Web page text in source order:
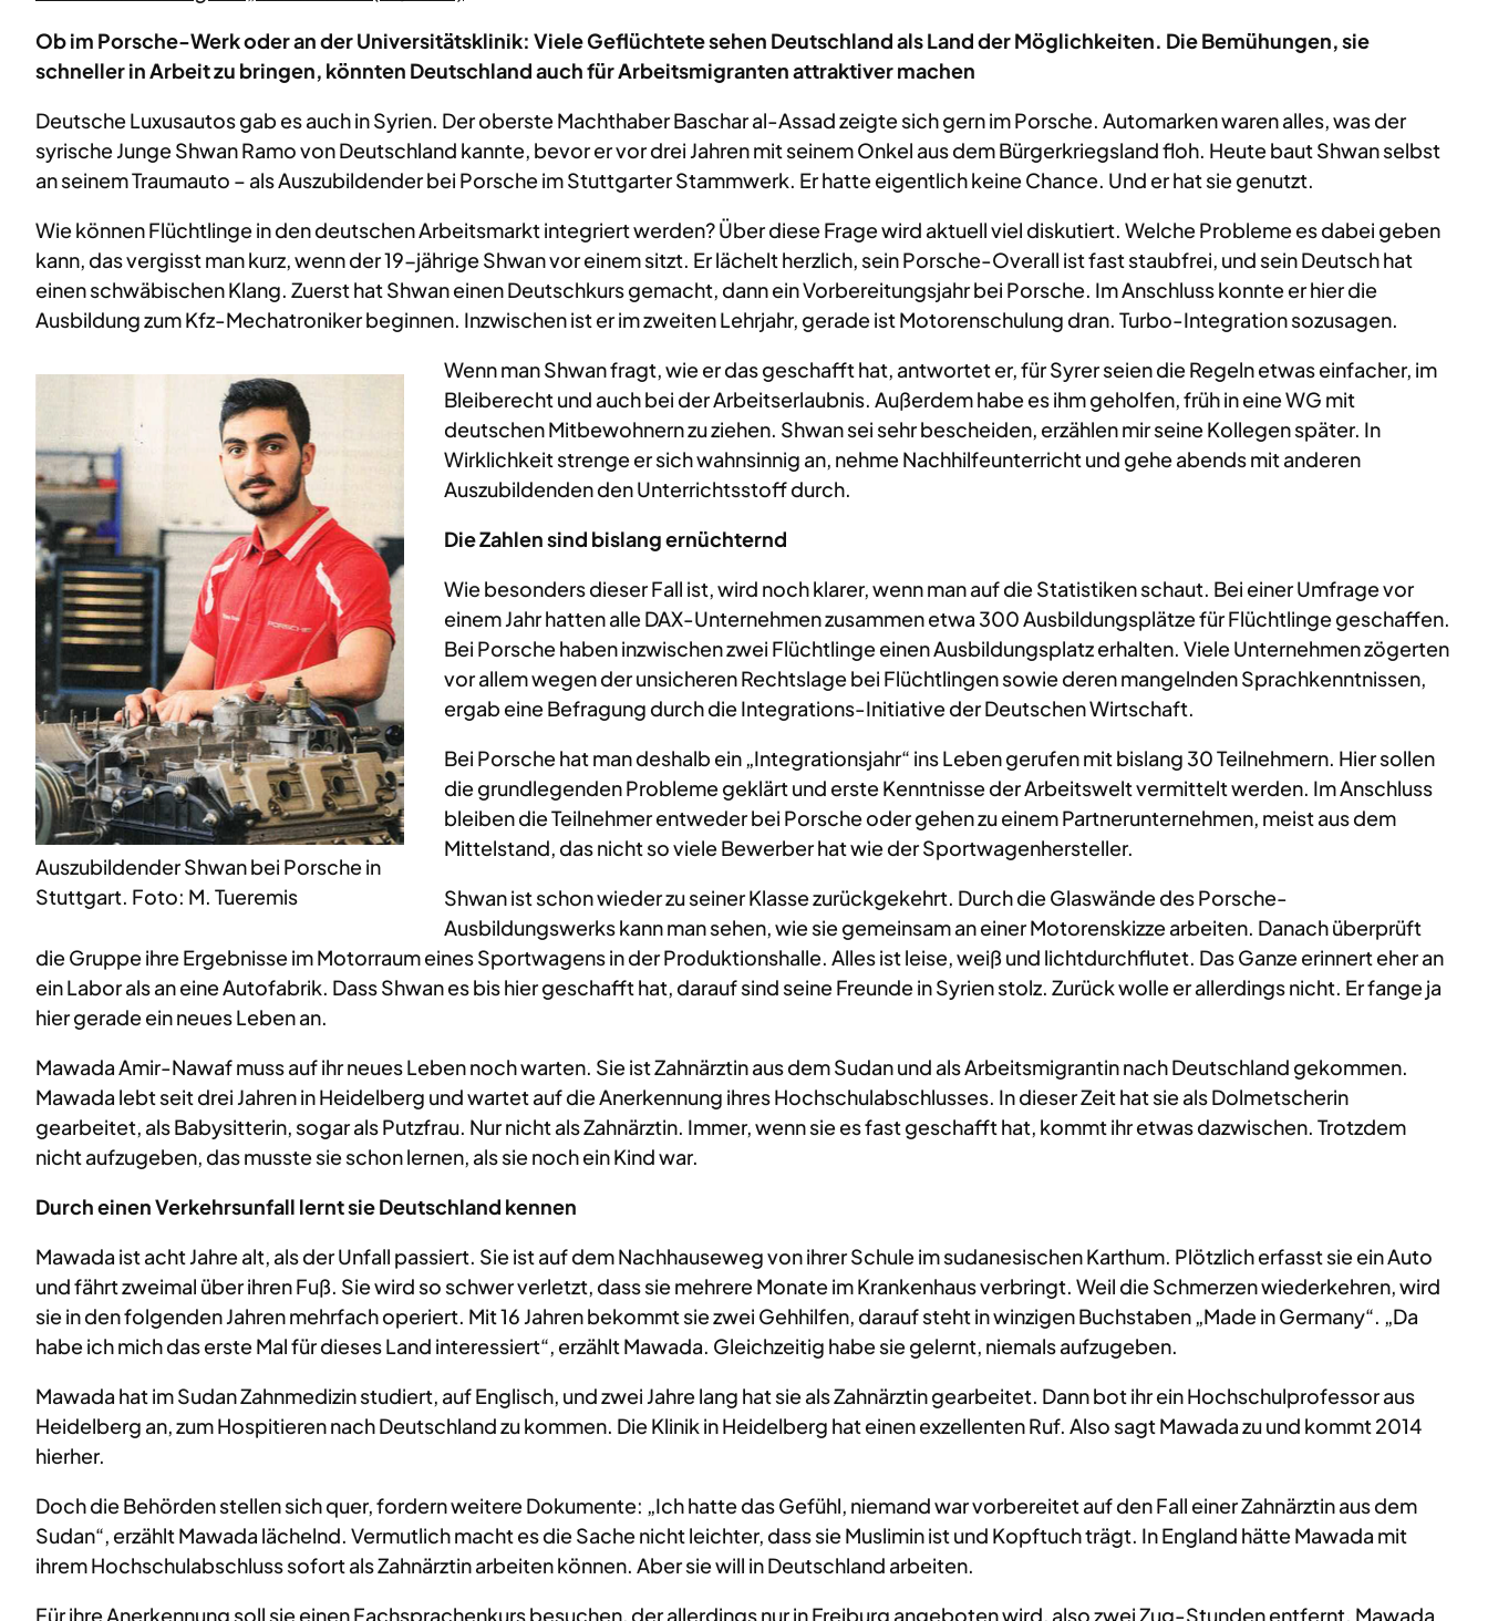
Ob im Porsche-Werk oder an der Universitätsklinik: Viele Geflüchtete sehen Deutschland als Land der Möglichkeiten. Die Bemühungen, sie
schneller in Arbeit zu bringen, könnten Deutschland auch für Arbeitsmigranten attraktiver machen
Deutsche Luxusautos gab es auch in Syrien. Der oberste Machthaber Baschar al-Assad zeigte sich gern im Porsche. Automarken waren alles, was der
syrische Junge Shwan Ramo von Deutschland kannte, bevor er vor drei Jahren mit seinem Onkel aus dem Bürgerkriegsland floh. Heute baut Shwan selbst
an seinem Traumauto – als Auszubildender bei Porsche im Stuttgarter Stammwerk. Er hatte eigentlich keine Chance. Und er hat sie genutzt.
Wie können Flüchtlinge in den deutschen Arbeitsmarkt integriert werden? Über diese Frage wird aktuell viel diskutiert. Welche Probleme es dabei geben
kann, das vergisst man kurz, wenn der 19-jährige Shwan vor einem sitzt. Er lächelt herzlich, sein Porsche-Overall ist fast staubfrei, und sein Deutsch hat
einen schwäbischen Klang. Zuerst hat Shwan einen Deutschkurs gemacht, dann ein Vorbereitungsjahr bei Porsche. Im Anschluss konnte er hier die
Ausbildung zum Kfz-Mechatroniker beginnen. Inzwischen ist er im zweiten Lehrjahr, gerade ist Motorenschulung dran. Turbo-Integration sozusagen.
Auszubildender Shwan bei Porsche in
Stuttgart. Foto: M. Tueremis
Wenn man Shwan fragt, wie er das geschafft hat, antwortet er, für Syrer seien die Regeln etwas einfacher, im
Bleiberecht und auch bei der Arbeitserlaubnis. Außerdem habe es ihm geholfen, früh in eine WG mit
deutschen Mitbewohnern zu ziehen. Shwan sei sehr bescheiden, erzählen mir seine Kollegen später. In
Wirklichkeit strenge er sich wahnsinnig an, nehme Nachhilfeunterricht und gehe abends mit anderen
Auszubildenden den Unterrichtsstoff durch.
Die Zahlen sind bislang ernüchternd
Wie besonders dieser Fall ist, wird noch klarer, wenn man auf die Statistiken schaut. Bei einer Umfrage vor
einem Jahr hatten alle DAX-Unternehmen zusammen etwa 300 Ausbildungsplätze für Flüchtlinge geschaffen.
Bei Porsche haben inzwischen zwei Flüchtlinge einen Ausbildungsplatz erhalten. Viele Unternehmen zögerten
vor allem wegen der unsicheren Rechtslage bei Flüchtlingen sowie deren mangelnden Sprachkenntnissen,
ergab eine Befragung durch die Integrations-Initiative der Deutschen Wirtschaft.
Bei Porsche hat man deshalb ein „Integrationsjahr“ ins Leben gerufen mit bislang 30 Teilnehmern. Hier sollen
die grundlegenden Probleme geklärt und erste Kenntnisse der Arbeitswelt vermittelt werden. Im Anschluss
bleiben die Teilnehmer entweder bei Porsche oder gehen zu einem Partnerunternehmen, meist aus dem
Mittelstand, das nicht so viele Bewerber hat wie der Sportwagenhersteller.
Shwan ist schon wieder zu seiner Klasse zurückgekehrt. Durch die Glaswände des Porsche-
Ausbildungswerks kann man sehen, wie sie gemeinsam an einer Motorenskizze arbeiten. Danach überprüft
die Gruppe ihre Ergebnisse im Motorraum eines Sportwagens in der Produktionshalle. Alles ist leise, weiß und lichtdurchflutet. Das Ganze erinnert eher an
ein Labor als an eine Autofabrik. Dass Shwan es bis hier geschafft hat, darauf sind seine Freunde in Syrien stolz. Zurück wolle er allerdings nicht. Er fange ja
hier gerade ein neues Leben an.
Mawada Amir-Nawaf muss auf ihr neues Leben noch warten. Sie ist Zahnärztin aus dem Sudan und als Arbeitsmigrantin nach Deutschland gekommen.
Mawada lebt seit drei Jahren in Heidelberg und wartet auf die Anerkennung ihres Hochschulabschlusses. In dieser Zeit hat sie als Dolmetscherin
gearbeitet, als Babysitterin, sogar als Putzfrau. Nur nicht als Zahnärztin. Immer, wenn sie es fast geschafft hat, kommt ihr etwas dazwischen. Trotzdem
nicht aufzugeben, das musste sie schon lernen, als sie noch ein Kind war.
Durch einen Verkehrsunfall lernt sie Deutschland kennen
Mawada ist acht Jahre alt, als der Unfall passiert. Sie ist auf dem Nachhauseweg von ihrer Schule im sudanesischen Karthum. Plötzlich erfasst sie ein Auto
und fährt zweimal über ihren Fuß. Sie wird so schwer verletzt, dass sie mehrere Monate im Krankenhaus verbringt. Weil die Schmerzen wiederkehren, wird
sie in den folgenden Jahren mehrfach operiert. Mit 16 Jahren bekommt sie zwei Gehhilfen, darauf steht in winzigen Buchstaben „Made in Germany“. „Da
habe ich mich das erste Mal für dieses Land interessiert“, erzählt Mawada. Gleichzeitig habe sie gelernt, niemals aufzugeben.
Mawada hat im Sudan Zahnmedizin studiert, auf Englisch, und zwei Jahre lang hat sie als Zahnärztin gearbeitet. Dann bot ihr ein Hochschulprofessor aus
Heidelberg an, zum Hospitieren nach Deutschland zu kommen. Die Klinik in Heidelberg hat einen exzellenten Ruf. Also sagt Mawada zu und kommt 2014
hierher.
Doch die Behörden stellen sich quer, fordern weitere Dokumente: „Ich hatte das Gefühl, niemand war vorbereitet auf den Fall einer Zahnärztin aus dem
Sudan“, erzählt Mawada lächelnd. Vermutlich macht es die Sache nicht leichter, dass sie Muslimin ist und Kopftuch trägt. In England hätte Mawada mit
ihrem Hochschulabschluss sofort als Zahnärztin arbeiten können. Aber sie will in Deutschland arbeiten.
Für ihre Anerkennung soll sie einen Fachsprachenkurs besuchen, der allerdings nur in Freiburg angeboten wird, also zwei Zug-Stunden entfernt. Mawada